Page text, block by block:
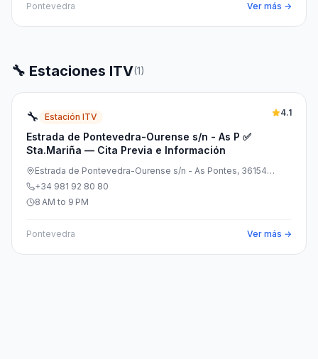
Pontevedra Ver más →
🔧 Estaciones ITV(1)
🔧 Estación ITV
Estrada de Pontevedra-Ourense s/n - As P ✅
Sta.Mariña — Cita Previa e Información
4.1
Estrada de Pontevedra-Ourense s/n - As Pontes, 36154
Sta.Mariña, Pontevedra, España
+34 981 92 80 80
8 AM to 9 PM
Pontevedra Ver más →